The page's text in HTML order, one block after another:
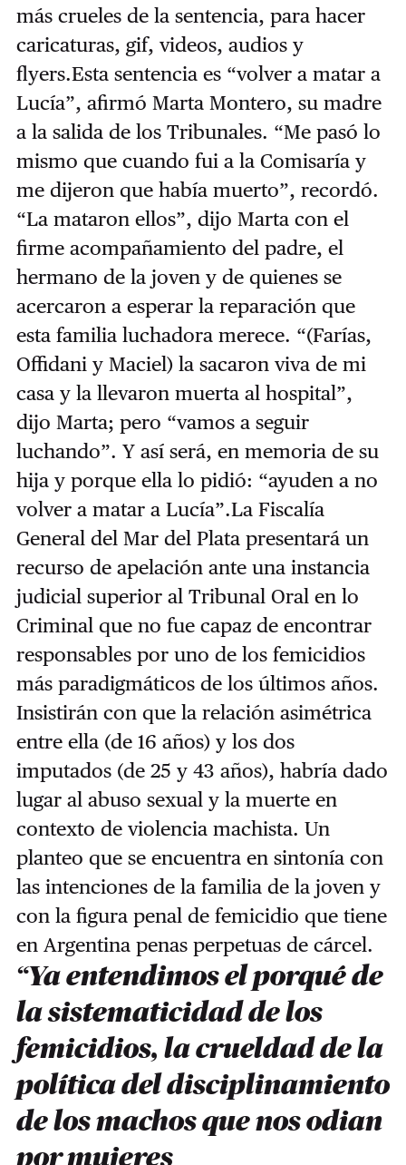
más crueles de la sentencia, para hacer
caricaturas, gif, videos, audios y
flyers.Esta sentencia es “volver a matar a
Lucía”, afirmó Marta Montero, su madre
a la salida de los Tribunales. “Me pasó lo
mismo que cuando fui a la Comisaría y
me dijeron que había muerto”, recordó.
“La mataron ellos”, dijo Marta con el
firme acompañamiento del padre, el
hermano de la joven y de quienes se
acercaron a esperar la reparación que
esta familia luchadora merece. “(Farías,
Offidani y Maciel) la sacaron viva de mi
casa y la llevaron muerta al hospital”,
dijo Marta; pero “vamos a seguir
luchando”. Y así será, en memoria de su
hija y porque ella lo pidió: “ayuden a no
volver a matar a Lucía”.La Fiscalía
General del Mar del Plata presentará un
recurso de apelación ante una instancia
judicial superior al Tribunal Oral en lo
Criminal que no fue capaz de encontrar
responsables por uno de los femicidios
más paradigmáticos de los últimos años.
Insistirán con que la relación asimétrica
entre ella (de 16 años) y los dos
imputados (de 25 y 43 años), habría dado
lugar al abuso sexual y la muerte en
contexto de violencia machista. Un
planteo que se encuentra en sintonía con
las intenciones de la familia de la joven y
con la figura penal de femicidio que tiene
en Argentina penas perpetuas de cárcel.
“Ya entendimos el porqué de
la sistematicidad de los
femicidios, la crueldad de la
política del disciplinamiento
de los machos que nos odian
por mujeres